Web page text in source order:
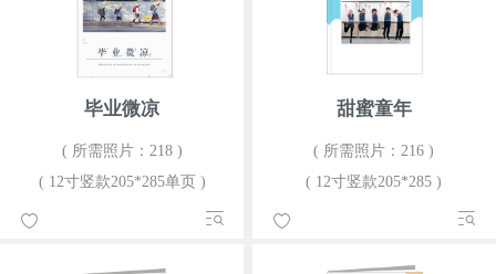
毕业微凉
( 所需照片：218 )
( 12寸竖款205*285单页 )
甜蜜童年
( 所需照片：216 )
( 12寸竖款205*285 )